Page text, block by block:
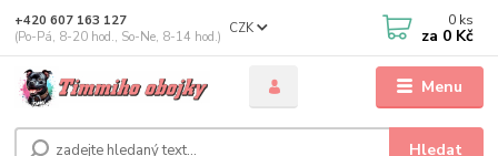
Menu
CZK
Hledat
+420 607 163 127
(Po-Pá, 8-20 hod., So-Ne, 8-14 hod.)
0 ks
za 0 Kč